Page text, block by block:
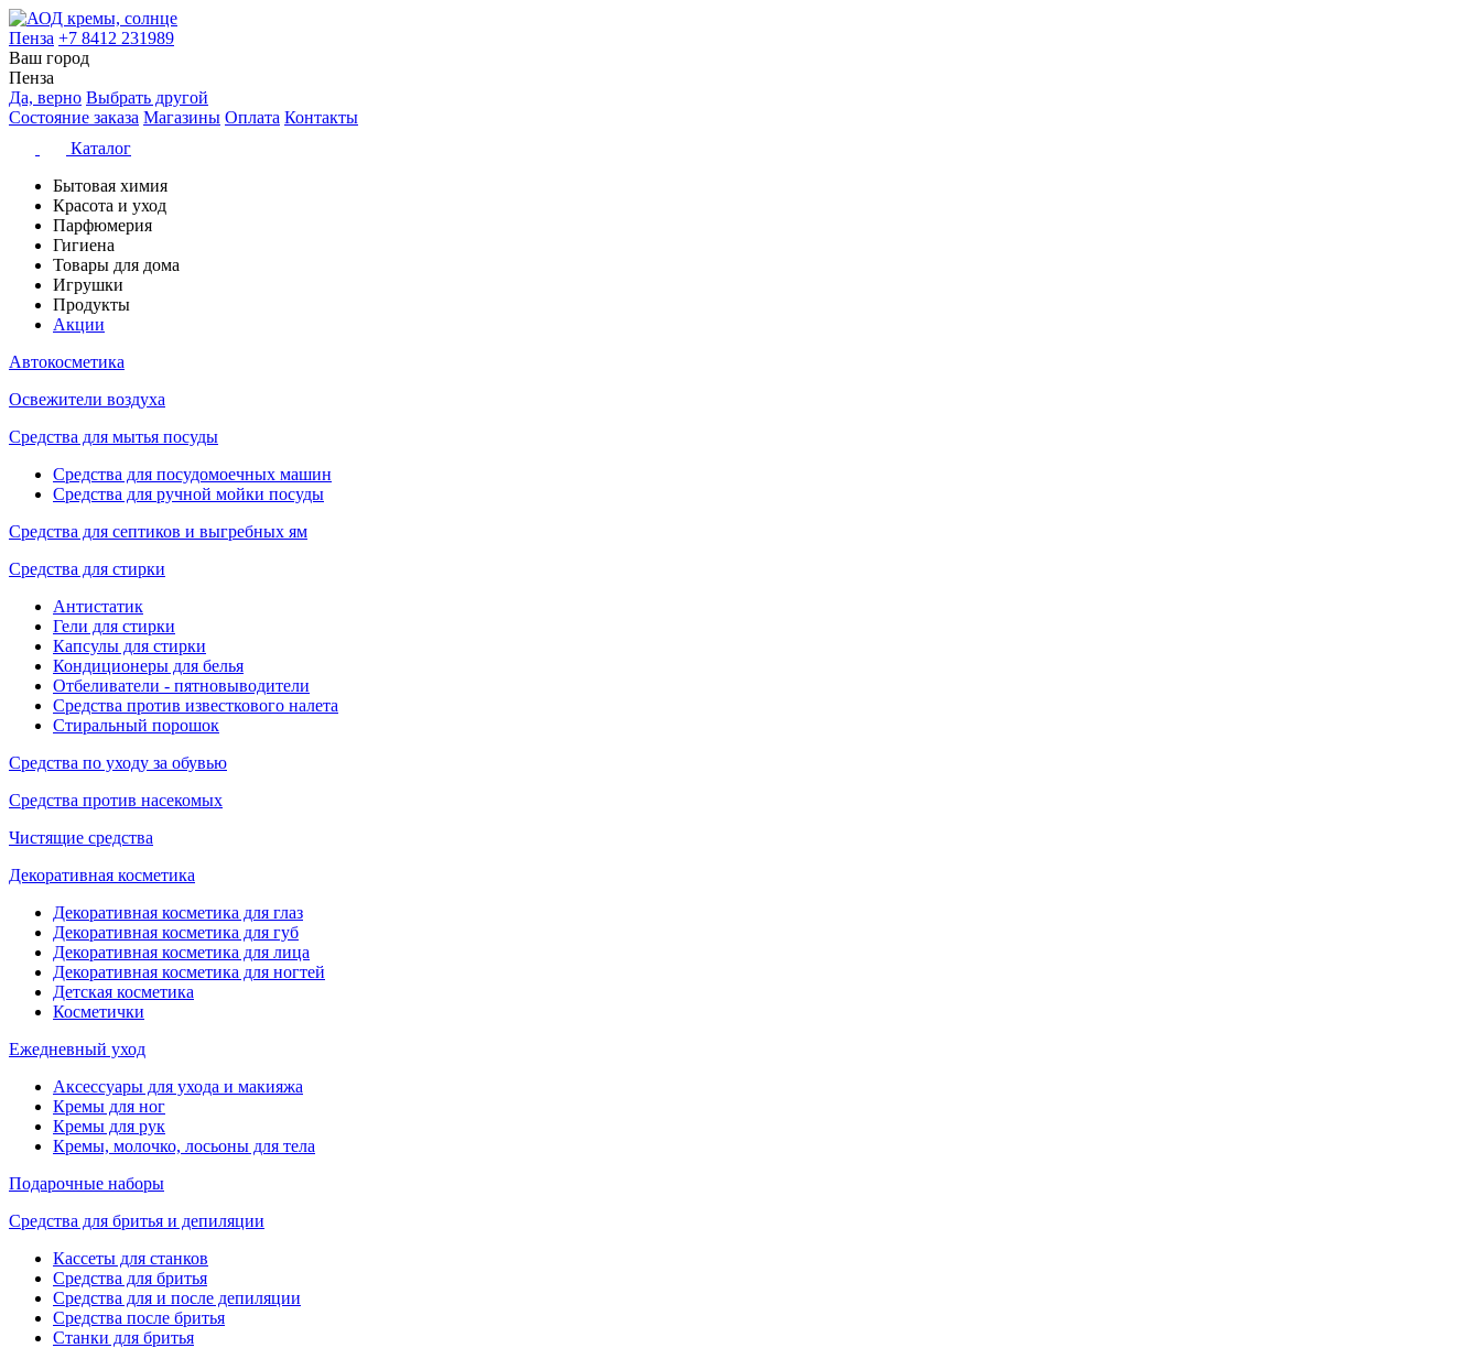
Пенза +7 8412 231989
Ваш город
Пенза
Да, верно Выбрать другой
Состояние заказа Магазины Оплата Контакты
Каталог
Бытовая химия
Красота и уход
Парфюмерия
Гигиена
Товары для дома
Игрушки
Продукты
Акции
Автокосметика
Освежители воздуха
Средства для мытья посуды
Средства для посудомоечных машин
Средства для ручной мойки посуды
Средства для септиков и выгребных ям
Средства для стирки
Антистатик
Гели для стирки
Капсулы для стирки
Кондиционеры для белья
Отбеливатели - пятновыводители
Средства против известкового налета
Стиральный порошок
Средства по уходу за обувью
Средства против насекомых
Чистящие средства
Декоративная косметика
Декоративная косметика для глаз
Декоративная косметика для губ
Декоративная косметика для лица
Декоративная косметика для ногтей
Детская косметика
Косметички
Ежедневный уход
Аксессуары для ухода и макияжа
Кремы для ног
Кремы для рук
Кремы, молочко, лосьоны для тела
Подарочные наборы
Средства для бритья и депиляции
Кассеты для станков
Средства для бритья
Средства для и после депиляции
Средства после бритья
Станки для бритья